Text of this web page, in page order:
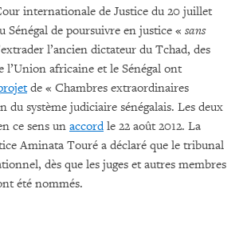
internationale de Justice du 20 juillet
Sénégal de poursuivre en justice « sans
l’ancien dictateur du Tchad, des
l’Union africaine et le Sénégal ont
de « Chambres extraordinaires
du système judiciaire sénégalais. Les deux
ce sens un accordle 22 août 2012. La
Aminata Touré a déclaré que le tribunal
dès que les juges et autres membres
été nommés.